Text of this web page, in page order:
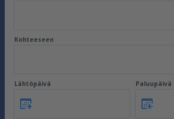
Kohteeseen
Lähtöpäivä Paluupäivä